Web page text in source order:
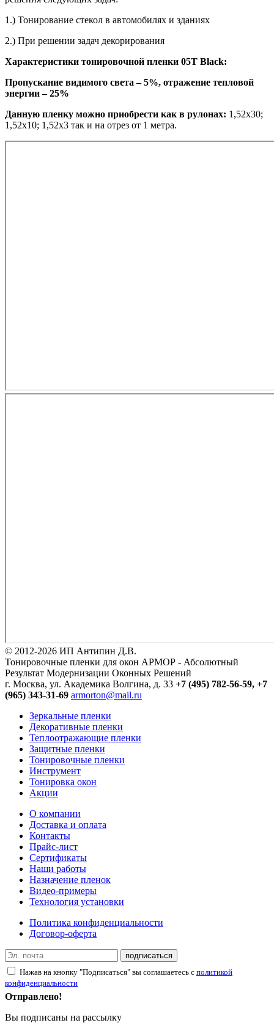
1.) Тонирование стекол в автомобилях и зданиях
2.) При решении задач декорирования
Характеристики тонировочной пленки 05T Black:
Пропускание видимого света – 5%, отражение тепловой
энергии – 25%
Данную пленку можно приобрести как в рулонах: 1,52х30;
1,52х10; 1,52х3 так и на отрез от 1 метра.
© 2012-2026 ИП Антипин Д.В.
Тонировочные пленки для окон АРМОР - Абсолютный
Результат Модернизации Оконных Решений
г. Москва, ул. Академика Волгина, д. 33 +7 (495) 782-56-59, +7
(965) 343-31-69 armorton@mail.ru
Зеркальные пленки
Декоративные пленки
Теплоотражающие пленки
Защитные пленки
Тонировочные пленки
Инструмент
Тонировка окон
Акции
О компании
Доставка и оплата
Контакты
Прайс-лист
Сертификаты
Наши работы
Назначение пленок
Видео-примеры
Технология установки
Политика конфиденциальности
Договор-оферта
подписаться
Нажав на кнопку "Подписаться" вы соглашаетесь с политикой
конфиденциальности
Отправлено!
Вы подписаны на рассылку